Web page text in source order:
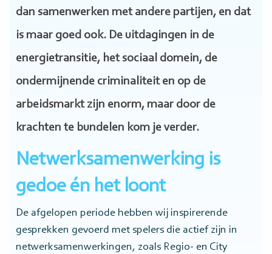
dan samenwerken met andere partijen, en dat
is maar goed ook. De uitdagingen in de
energietransitie, het sociaal domein, de
ondermijnende criminaliteit en op de
arbeidsmarkt zijn enorm, maar door de
krachten te bundelen kom je verder.
Netwerksamenwerking is
gedoe én het loont
De afgelopen periode hebben wij inspirerende
gesprekken gevoerd met spelers die actief zijn in
netwerksamenwerkingen, zoals Regio- en City